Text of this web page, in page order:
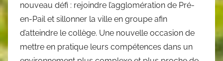
nouveau défi : rejoindre l’agglomération de Pré-
en-Pail et sillonner la ville en groupe afin
d’atteindre le collège. Une nouvelle occasion de
mettre en pratique leurs compétences dans un